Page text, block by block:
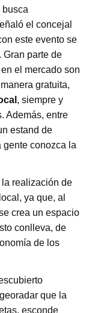
el concejal
este evento se
Gran parte de
el mercado son
gratuita,
, siempre y
Además, entre
estand de
conozca la
realización de
ya que, al
crea un espacio
conlleva, de
de los
que la
esconde